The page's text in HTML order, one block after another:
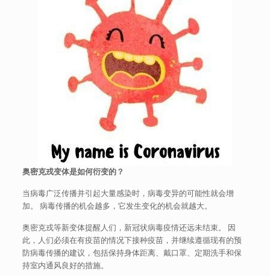
奥密克戎变体是如何衍变的？
当病毒广泛传播并引起大量感染时，病毒变异的可能性就会增
加。 病毒传播的机会越多，它发生变化的机会就越大。
奥密克戎等新变体提醒人们，新冠状病毒疫情还远未结束。 因
此，人们必须在有疫苗的情况下接种疫苗，并继续遵循现有的预
防病毒传播的建议，包括保持身体距离、戴口罩、定期洗手和保
持室内通风良好的措施。